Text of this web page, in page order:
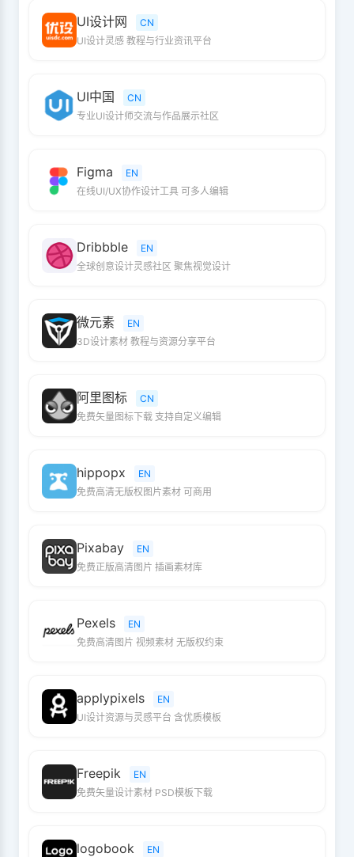
UI设计网
CN
UI设计灵感 教程与行业资讯平台
UI中国
CN
专业UI设计师交流与作品展示社区
Figma
EN
在线UI/UX协作设计工具 可多人编辑
Dribbble
EN
全球创意设计灵感社区 聚焦视觉设计
微元素
EN
3D设计素材 教程与资源分享平台
阿里图标
CN
免费矢量图标下载 支持自定义编辑
hippopx
EN
免费高清无版权图片素材 可商用
Pixabay
EN
免费正版高清图片 插画素材库
Pexels
EN
免费高清图片 视频素材 无版权约束
applypixels
EN
UI设计资源与灵感平台 含优质模板
Freepik
EN
免费矢量设计素材 PSD模板下载
logobook EN